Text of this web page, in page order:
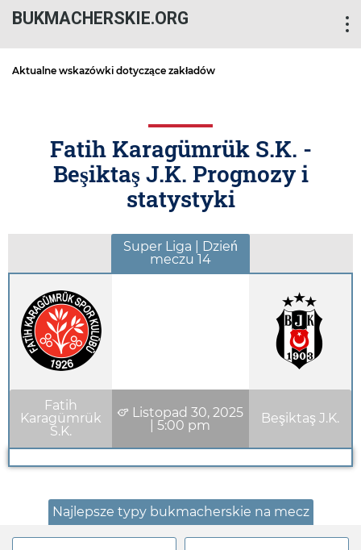
BUKMACHERSKIE.ORG
Aktualne wskazówki dotyczące zakładów
Fatih Karagümrük S.K. -
Beşiktaş J.K. Prognozy i
statystyki
Super Liga | Dzień
meczu 14
Fatih
Karagümrük
S.K.
Listopad 30, 2025
|5:00 pm Beşiktaş J.K.
Najlepsze typy bukmacherskie na mecz